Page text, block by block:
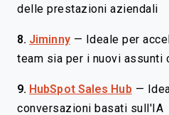
delle prestazioni aziendali
8. Jiminny —
Ideale per
team sia per i nuovi assunti
9. HubSpot Sales Hub —
conversazioni basati sull'IA